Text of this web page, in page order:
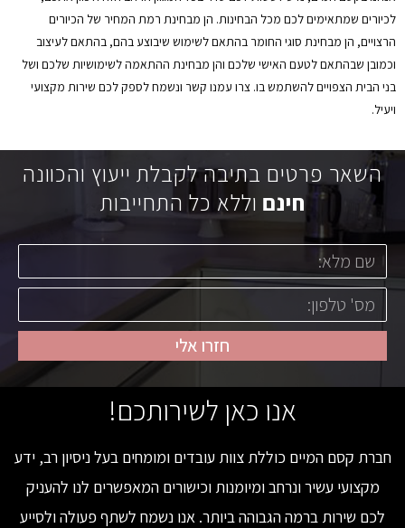
לכיורים שמתאימים לכם מכל הבחינות. הן מבחינת רמת המחיר של הכיורים
הרצויים, הן מבחינת סוגי החומר בהתאם לשימוש שיבוצע בהם, בהתאם לעיצוב
וכמובן שבהתאם לטעם האישי שלכם והן מבחינת ההתאמה לשימושיות שלכם ושל
בני הבית הצפויים להשתמש בו. צרו עמנו קשר ונשמח לספק לכם שירות מקצועי
ויעיל.
השאר פרטים בתיבה לקבלת ייעוץ והכוונה
חינם וללא כל התחייבות
חזרו אלי
אנו כאן לשירותכם!
חברת קסם המיים כוללת צוות עובדים ומומחים בעל ניסיון רב, ידע
מקצועי עשיר ונרחב ומיומנות וכישורים המאפשרים לנו להעניק
לכם שירות ברמה הגבוהה ביותר. אנו נשמח לשתף פעולה ולסייע